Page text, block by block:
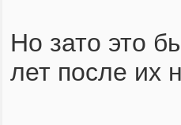
Но зато это
лет после их